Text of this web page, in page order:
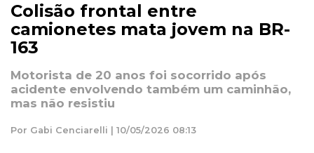
Colisão frontal entre
camionetes mata jovem na BR-
163
Motorista de 20 anos foi socorrido após
acidente envolvendo também um caminhão,
mas não resistiu
Por Gabi Cenciarelli | 10/05/2026 08:13